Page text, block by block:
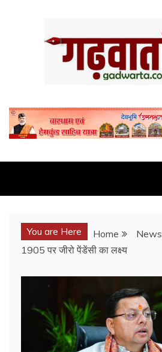
You are Here Home
News
1905 पर जीरो पेंडेंसी का लक्ष्य